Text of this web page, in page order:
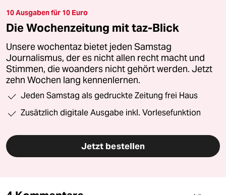
10 Ausgaben für 10 Euro
Die Wochenzeitung mit taz-Blick
Unsere wochentaz bietet jeden Samstag
Journalismus, der es nicht allen recht macht und
Stimmen, die woanders nicht gehört werden. Jetzt
zehn Wochen lang kennenlernen.
Jeden Samstag als gedruckte Zeitung frei Haus
Zusätzlich digitale Ausgabe inkl. Vorlesefunktion
Jetzt bestellen